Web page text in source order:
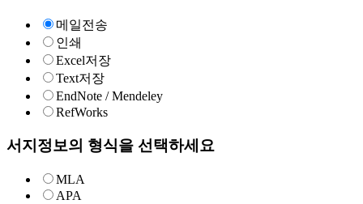
메일전송
인쇄
Excel저장
Text저장
EndNote / Mendeley
RefWorks
서지정보의 형식을 선택하세요
MLA
APA